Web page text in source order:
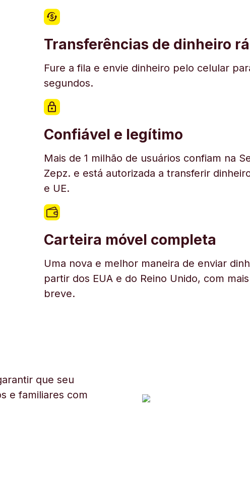
Transferências de dinheiro
Fure a fila e envie dinheiro pelo celular
segundos.
Confiável e legítimo
Mais de 1 milhão de usuários confiam na
Zepz. e está autorizada a transferir
e UE.
Carteira móvel completa
Uma nova e melhor maneira de enviar
partir dos EUA e do Reino Unido, com
breve.
que seu
e familiares com